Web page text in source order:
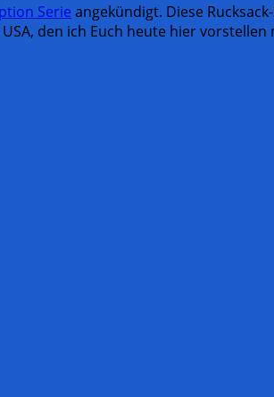
Serie angekündigt. Diese
den ich Euch heute hier vorstellen